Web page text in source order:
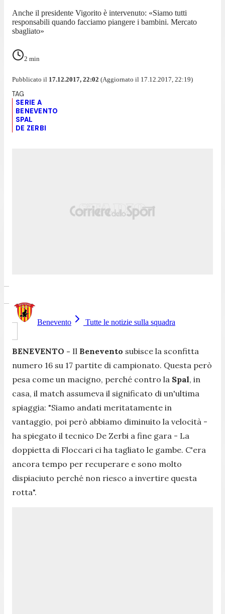
Anche il presidente Vigorito è intervenuto: «Siamo tutti
responsabili quando facciamo piangere i bambini. Mercato
sbagliato»
2 min
Pubblicato il 17.12.2017, 22:02 (Aggiornato il 17.12.2017, 22:19)
SERIE A
BENEVENTO
SPAL
DE ZERBI
Benevento Tutte le notizie sulla squadra
BENEVENTO - Il Benevento subisce la sconfitta
numero 16 su 17 partite di campionato. Questa però
pesa come un macigno, perché contro la Spal, in
casa, il match assumeva il significato di un'ultima
spiaggia: "Siamo andati meritatamente in
vantaggio, poi però abbiamo diminuito la velocità -
ha spiegato il tecnico De Zerbi a fine gara - La
doppietta di Floccari ci ha tagliato le gambe. C'era
ancora tempo per recuperare e sono molto
dispiaciuto perché non riesco a invertire questa
rotta".